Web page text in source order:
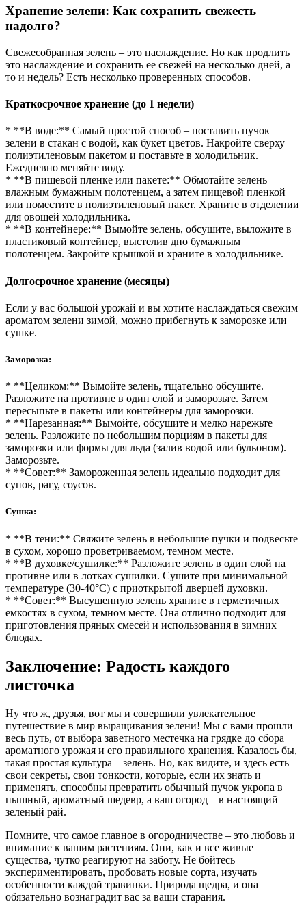
Хранение зелени: Как сохранить свежесть
надолго?
Свежесобранная зелень – это наслаждение. Но как продлить
это наслаждение и сохранить ее свежей на несколько дней, а
то и недель? Есть несколько проверенных способов.
Краткосрочное хранение (до 1 недели)
* **В воде:** Самый простой способ – поставить пучок
зелени в стакан с водой, как букет цветов. Накройте сверху
полиэтиленовым пакетом и поставьте в холодильник.
Ежедневно меняйте воду.
* **В пищевой пленке или пакете:** Обмотайте зелень
влажным бумажным полотенцем, а затем пищевой пленкой
или поместите в полиэтиленовый пакет. Храните в отделении
для овощей холодильника.
* **В контейнере:** Вымойте зелень, обсушите, выложите в
пластиковый контейнер, выстелив дно бумажным
полотенцем. Закройте крышкой и храните в холодильнике.
Долгосрочное хранение (месяцы)
Если у вас большой урожай и вы хотите наслаждаться свежим
ароматом зелени зимой, можно прибегнуть к заморозке или
сушке.
Заморозка:
* **Целиком:** Вымойте зелень, тщательно обсушите.
Разложите на противне в один слой и заморозьте. Затем
пересыпьте в пакеты или контейнеры для заморозки.
* **Нарезанная:** Вымойте, обсушите и мелко нарежьте
зелень. Разложите по небольшим порциям в пакеты для
заморозки или формы для льда (залив водой или бульоном).
Заморозьте.
* **Совет:** Замороженная зелень идеально подходит для
супов, рагу, соусов.
Сушка:
* **В тени:** Свяжите зелень в небольшие пучки и подвесьте
в сухом, хорошо проветриваемом, темном месте.
* **В духовке/сушилке:** Разложите зелень в один слой на
противне или в лотках сушилки. Сушите при минимальной
температуре (30-40°C) с приоткрытой дверцей духовки.
* **Совет:** Высушенную зелень храните в герметичных
емкостях в сухом, темном месте. Она отлично подходит для
приготовления пряных смесей и использования в зимних
блюдах.
Заключение: Радость каждого
листочка
Ну что ж, друзья, вот мы и совершили увлекательное
путешествие в мир выращивания зелени! Мы с вами прошли
весь путь, от выбора заветного местечка на грядке до сбора
ароматного урожая и его правильного хранения. Казалось бы,
такая простая культура – зелень. Но, как видите, и здесь есть
свои секреты, свои тонкости, которые, если их знать и
применять, способны превратить обычный пучок укропа в
пышный, ароматный шедевр, а ваш огород – в настоящий
зеленый рай.
Помните, что самое главное в огородничестве – это любовь и
внимание к вашим растениям. Они, как и все живые
существа, чутко реагируют на заботу. Не бойтесь
экспериментировать, пробовать новые сорта, изучать
особенности каждой травинки. Природа щедра, и она
обязательно вознаградит вас за ваши старания.